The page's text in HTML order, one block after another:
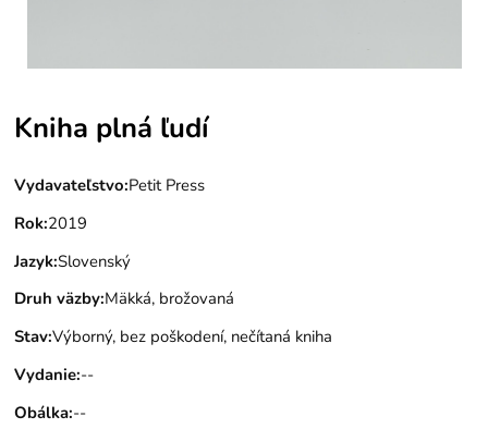
Kniha plná ľudí
Vydavateľstvo:Petit Press
Rok:2019
Jazyk:Slovenský
Druh väzby:Mäkká, brožovaná
Stav:Výborný, bez poškodení, nečítaná kniha
Vydanie:--
Obálka:--